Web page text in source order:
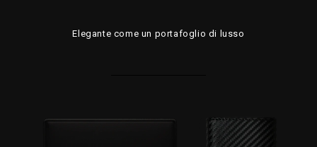
Elegante come un portafoglio di lusso